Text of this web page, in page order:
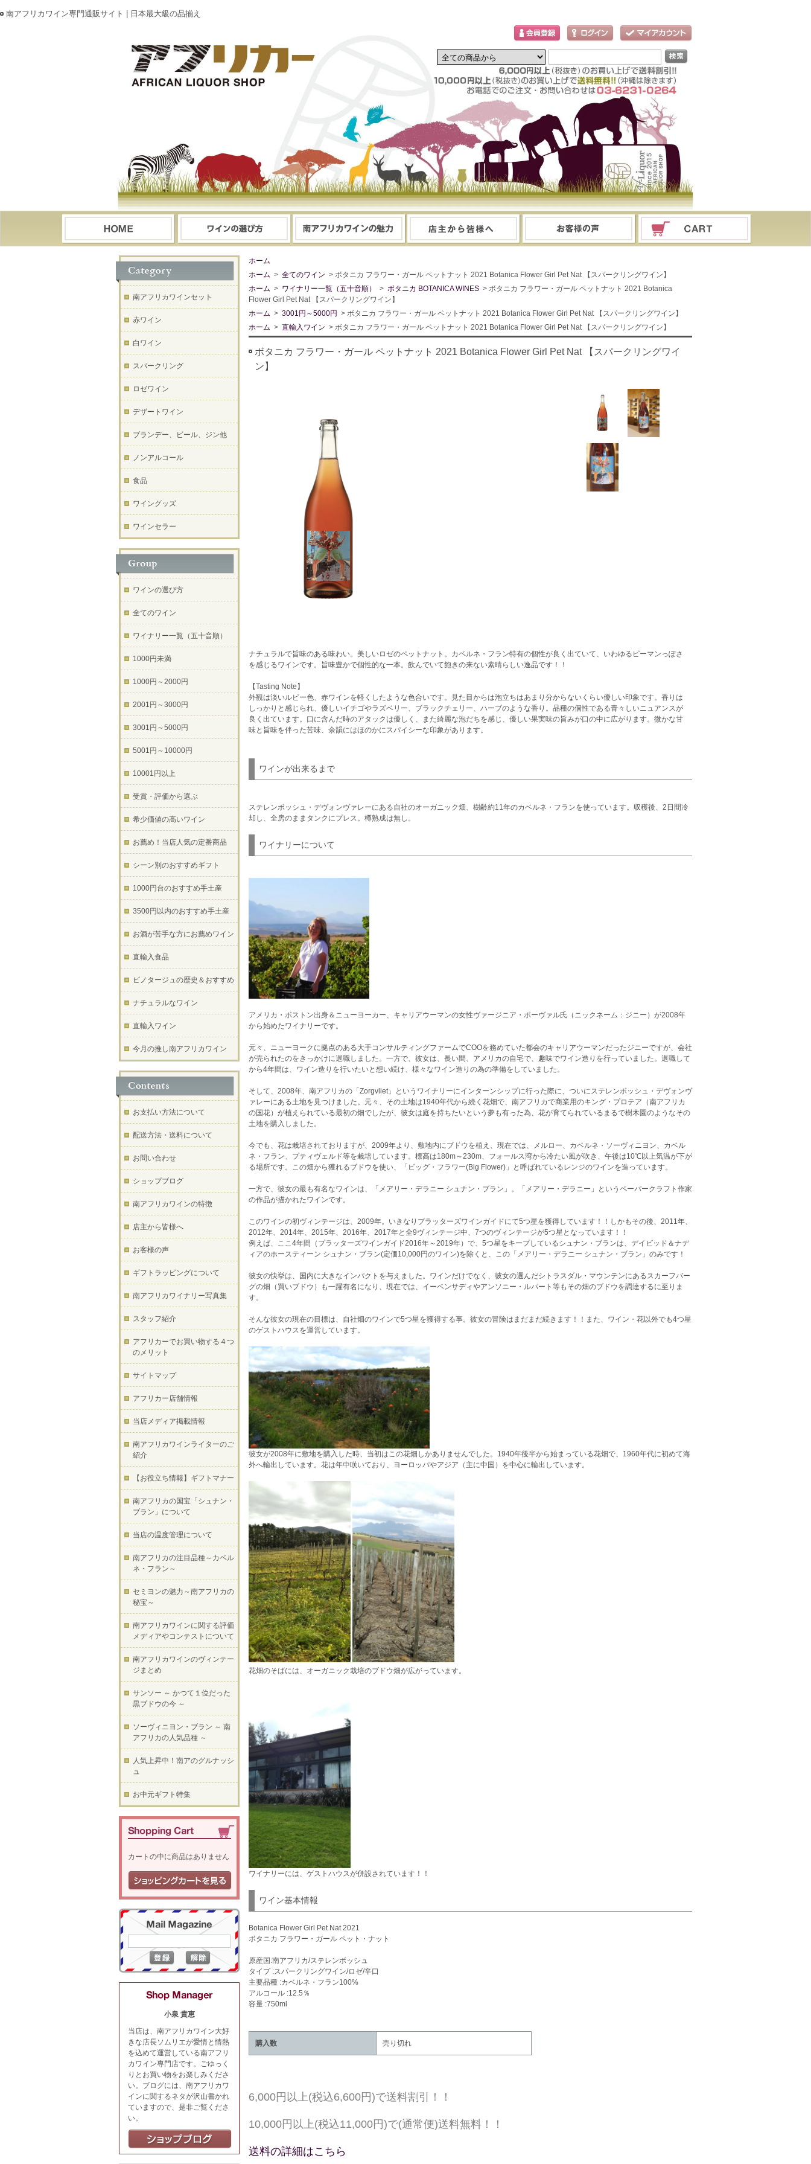
南アフリカワイン専門通販サイト | 日本最大級の品揃え
ホーム
ホーム > 全てのワイン > ボタニカ フラワー・ガール ペットナット 2021 Botanica Flower Girl Pet Nat 【スパークリングワイン】
ホーム > ワイナリー一覧（五十音順） > ボタニカ BOTANICA WINES > ボタニカ フラワー・ガール ペットナット 2021 Botanica
Flower Girl Pet Nat 【スパークリングワイン】
ホーム > 3001円～5000円 > ボタニカ フラワー・ガール ペットナット 2021 Botanica Flower Girl Pet Nat 【スパークリングワイン】
ホーム > 直輸入ワイン > ボタニカ フラワー・ガール ペットナット 2021 Botanica Flower Girl Pet Nat 【スパークリングワイン】
ボタニカ フラワー・ガール ペットナット 2021 Botanica Flower Girl Pet Nat 【スパークリングワイ
ン】
ナチュラルで旨味のある味わい。美しいロゼのペットナット。カベルネ・フラン特有の個性が良く出ていて、いわゆるピーマンっぽさ
を感じるワインです。旨味豊かで個性的な一本。飲んでいて飽きの来ない素晴らしい逸品です！！
【Tasting Note】
外観は淡いルビー色、赤ワインを軽くしたような色合いです。見た目からは泡立ちはあまり分からないくらい優しい印象です。香りは
しっかりと感じられ、優しいイチゴやラズベリー、ブラックチェリー、ハーブのような香り。品種の個性である青々しいニュアンスが
良く出ています。口に含んだ時のアタックは優しく、また綺麗な泡だちを感じ、優しい果実味の旨みが口の中に広がります。微かな甘
味と旨味を伴った苦味、余韻にはほのかにスパイシーな印象があります。
ワインが出来るまで
ステレンボッシュ・デヴォンヴァレーにある自社のオーガニック畑、樹齢約11年のカベルネ・フランを使っています。収穫後、2日間冷
却し、全房のままタンクにプレス。樽熟成は無し。
ワイナリーについて
アメリカ・ボストン出身＆ニューヨーカー、キャリアウーマンの女性ヴァージニア・ポーヴァル氏（ニックネーム：ジニー）が2008年
から始めたワイナリーです。
元々、ニューヨークに拠点のある大手コンサルティングファームでCOOを務めていた都会のキャリアウーマンだったジニーですが、会社
が売られたのをきっかけに退職しました。一方で、彼女は、長い間、アメリカの自宅で、趣味でワイン造りを行っていました。退職して
から4年間は、ワイン造りを行いたいと想い続け、様々なワイン造りの為の準備をしていました。
そして、2008年、南アフリカの「Zorgvliet」というワイナリーにインターンシップに行った際に、ついにステレンボッシュ・デヴォンヴ
ァレーにある土地を見つけました。元々、その土地は1940年代から続く花畑で、南アフリカで商業用のキング・プロテア（南アフリカ
の国花）が植えられている最初の畑でしたが、彼女は庭を持ちたいという夢も有った為、花が育てられているまるで樹木園のようなその
土地を購入しました。
今でも、花は栽培されておりますが、2009年より、敷地内にブドウを植え、現在では、メルロー、カベルネ・ソーヴィニヨン、カベル
ネ・フラン、プティヴェルド等を栽培しています。標高は180m～230m、フォールス湾から冷たい風が吹き、午後は10℃以上気温が下が
る場所です。この畑から獲れるブドウを使い、「ビッグ・フラワー(Big Flower)」と呼ばれているレンジのワインを造っています。
一方で、彼女の最も有名なワインは、「メアリー・デラニー シュナン・ブラン」。「メアリー・デラニー」というペーパークラフト作家
の作品が描かれたワインです。
このワインの初ヴィンテージは、2009年。いきなりプラッターズワインガイドにて5つ星を獲得しています！！しかもその後、2011年、
2012年、2014年、2015年、2016年、2017年と全9ヴィンテージ中、7つのヴィンテージが5つ星となっています！！
例えば、ここ4年間（プラッターズワインガイド2016年～2019年）で、5つ星をキープしているシュナン・ブランは、デイビッド＆ナデ
ィアのホースティーン シュナン・ブラン(定価10,000円のワイン)を除くと、この「メアリー・デラニー シュナン・ブラン」のみです！
彼女の快挙は、国内に大きなインパクトを与えました。ワインだけでなく、彼女の選んだシトラスダル・マウンテンにあるスカーフバー
グの畑（買いブドウ）も一躍有名になり、現在では、イーベンサディやアンソニー・ルパート等もその畑のブドウを調達するに至りま
す。
そんな彼女の現在の目標は、自社畑のワインで5つ星を獲得する事。彼女の冒険はまだまだ続きます！！また、ワイン・花以外でも4つ星
のゲストハウスを運営しています。
彼女が2008年に敷地を購入した時、当初はこの花畑しかありませんでした。1940年後半から始まっている花畑で、1960年代に初めて海
外へ輸出しています。花は年中咲いており、ヨーロッパやアジア（主に中国）を中心に輸出しています。
花畑のそばには、オーガニック栽培のブドウ畑が広がっています。
ワイナリーには、ゲストハウスが併設されています！！
ワイン基本情報
Botanica Flower Girl Pet Nat 2021
ボタニカ フラワー・ガール ペット・ナット
原産国:南アフリカ/ステレンボッシュ
タイプ :スパークリングワイン/ロゼ/辛口
主要品種 :カベルネ・フラン100%
アルコール :12.5％
容量 :750ml
購入数 売り切れ
6,000円以上(税込6,600円)で送料割引！！
10,000円以上(税込11,000円)で(通常便)送料無料！！
送料の詳細はこちら
南アフリカワインセット
赤ワイン
白ワイン
スパークリング
ロゼワイン
デザートワイン
ブランデー、ビール、ジン他
ノンアルコール
食品
ワイングッズ
ワインセラー
ワインの選び方
全てのワイン
ワイナリー一覧（五十音順）
1000円未満
1000円～2000円
2001円～3000円
3001円～5000円
5001円～10000円
10001円以上
受賞・評価から選ぶ
希少価値の高いワイン
お薦め！当店人気の定番商品
シーン別のおすすめギフト
1000円台のおすすめ手土産
3500円以内のおすすめ手土産
お酒が苦手な方にお薦めワイン
直輸入食品
ピノタージュの歴史＆おすすめ
ナチュラルなワイン
直輸入ワイン
今月の推し南アフリカワイン
お支払い方法について
配送方法・送料について
お問い合わせ
ショップブログ
南アフリカワインの特徴
店主から皆様へ
お客様の声
ギフトラッピングについて
南アフリカワイナリー写真集
スタッフ紹介
アフリカーでお買い物する４つ
のメリット
サイトマップ
アフリカー店舗情報
当店メディア掲載情報
南アフリカワインライターのご
紹介
【お役立ち情報】ギフトマナー
南アフリカの国宝「シュナン・
ブラン」について
当店の温度管理について
南アフリカの注目品種～カベル
ネ・フラン～
セミヨンの魅力～南アフリカの
秘宝～
南アフリカワインに関する評価
メディアやコンテストについて
南アフリカワインのヴィンテー
ジまとめ
サンソー ～ かつて１位だった
黒ブドウの今 ～
ソーヴィニヨン・ブラン ～ 南
アフリカの人気品種 ～
人気上昇中！南アのグルナッシ
ュ
お中元ギフト特集
カートの中に商品はありません
小泉 貴恵
当店は、南アフリカワイン大好
きな店長ソムリエが愛情と情熱
を込めて運営している南アフリ
カワイン専門店です。ごゆっく
りとお買い物をお楽しみくださ
い。ブログには、南アフリカワ
インに関するネタが沢山書かれ
ていますので、是非ご覧くださ
い。